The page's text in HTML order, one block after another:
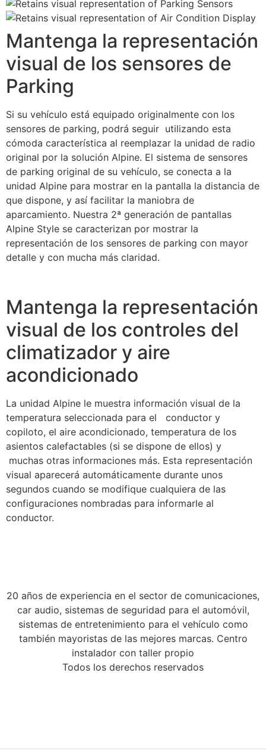
Mantenga la representación
visual de los sensores de
Parking
Si su vehículo está equipado originalmente con los
sensores de parking, podrá seguir utilizando esta
cómoda característica al reemplazar la unidad de radio
original por la solución Alpine. El sistema de sensores
de parking original de su vehículo, se conecta a la
unidad Alpine para mostrar en la pantalla la distancia de
que dispone, y así facilitar la maniobra de
aparcamiento. Nuestra 2ª generación de pantallas
Alpine Style se caracterizan por mostrar la
representación de los sensores de parking con mayor
detalle y con mucha más claridad.
Mantenga la representación
visual de los controles del
climatizador y aire
acondicionado
La unidad Alpine le muestra información visual de la
temperatura seleccionada para el conductor y
copiloto, el aire acondicionado, temperatura de los
asientos calefactables (si se dispone de ellos) y
muchas otras informaciones más. Esta representación
visual aparecerá automáticamente durante unos
segundos cuando se modifique cualquiera de las
configuraciones nombradas para informarle al
conductor.
20 años de experiencia en el sector de comunicaciones,
car audio, sistemas de seguridad para el automóvil,
sistemas de entretenimiento para el vehículo como
también mayoristas de las mejores marcas. Centro
instalador con taller propio
Todos los derechos reservados